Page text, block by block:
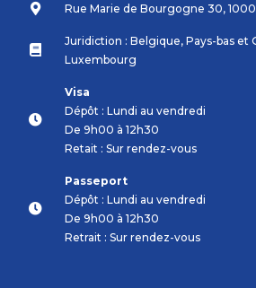
Rue Marie de Bourgogne 30,
Juridiction : Belgique, Pays-bas et
Luxembourg
Visa
Dépôt : Lundi au vendredi
De 9h00 à 12h30
Retait : Sur rendez-vous
Passeport
Dépôt : Lundi au vendredi
De 9h00 à 12h30
Retrait : Sur rendez-vous